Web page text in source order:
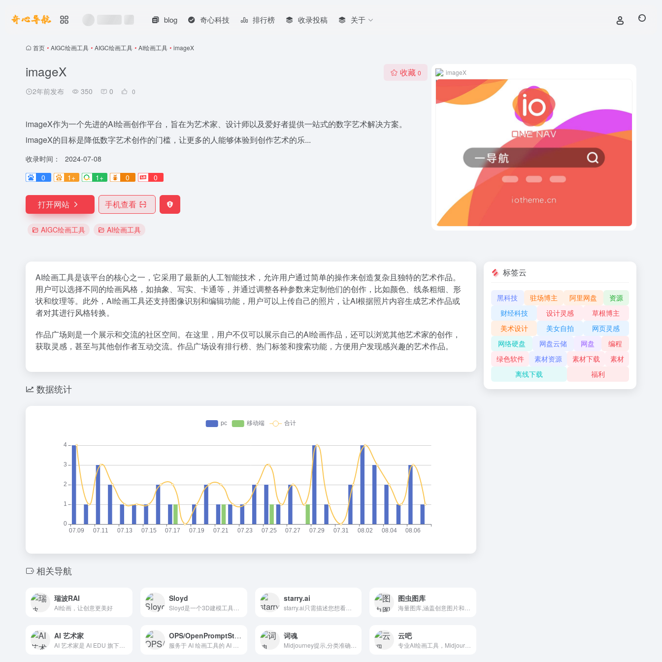
blog 奇心科技 排行榜 收录投稿 关于
首页 • AIGC绘画工具 • AIGC绘画工具 • AI绘画工具 • imageX
imageX
2年前发布 350 0 0
收藏 0
imageX作为一个先进的AI绘画创作平台，旨在为艺术家、设计师以及爱好者提供一站式的数字艺术解决方案。
imageX的目标是降低数字艺术创作的门槛，让更多的人能够体验到创作艺术的乐...
收录时间：
2024-07-08
0
1+ 1+ 0 0
打开网站 手机查看
AIGC绘画工具 AI绘画工具
imageX
AI绘画工具是该平台的核心之一，它采用了最新的人工智能技术，允许用户通过简单的操作来创造复杂且独特的艺术作品。
用户可以选择不同的绘画风格，如抽象、写实、卡通等，并通过调整各种参数来定制他们的创作，比如颜色、线条粗细、形
状和纹理等。此外，AI绘画工具还支持图像识别和编辑功能，用户可以上传自己的照片，让AI根据照片内容生成艺术作品或
者对其进行风格转换。
作品广场则是一个展示和交流的社区空间。在这里，用户不仅可以展示自己的AI绘画作品，还可以浏览其他艺术家的创作，
获取灵感，甚至与其他创作者互动交流。作品广场设有排行榜、热门标签和搜索功能，方便用户发现感兴趣的艺术作品。
数据统计
相关导航
瑞波RAI
AI绘画，让创意更美好
Sloyd starry.ai
starry.ai只需描述您想看到的内容即可生成艺术 ?，我们的人工智能会将您的文字转化为艺术。
图虫图库
AI 艺术家 OPS/OpenPromptStudio 词魂
Midjourney提示,分类准确、查询方便
云吧
标签云
黑科技 驻场博主 阿里网盘
资源
财经科技
设计灵感
草根博主
美术设计
美女自拍
网页灵感
网络硬盘
网盘云储 网盘
编程
绿色软件
素材资源 素材下载
素材
离线下载
福利